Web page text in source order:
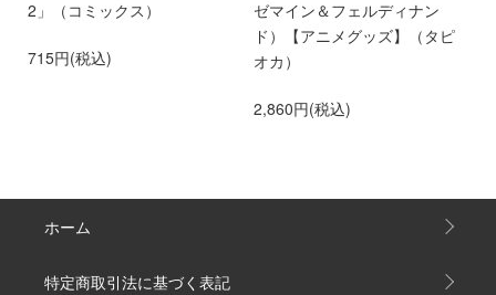
2」（コミックス）
715円(税込)
ゼマイン＆フェルディナン
ド）【アニメグッズ】（タピ
オカ）
2,860円(税込)
ホーム
特定商取引法に基づく表記